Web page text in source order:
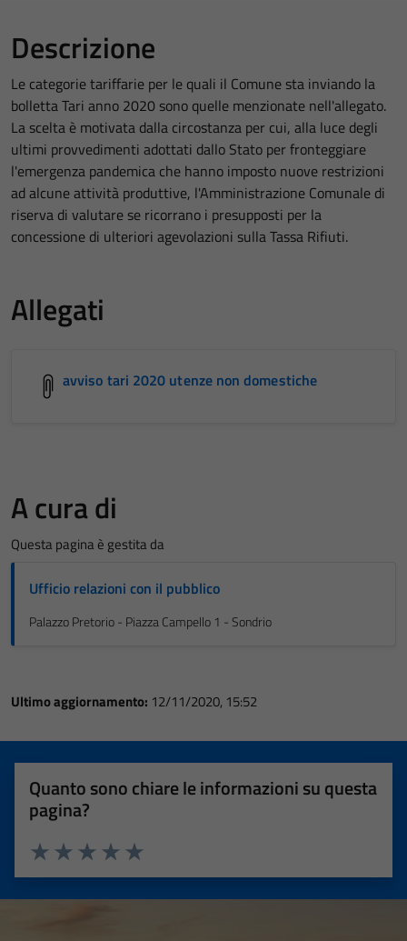
Descrizione
Le categorie tariffarie per le quali il Comune sta inviando la
bolletta Tari anno 2020 sono quelle menzionate nell'allegato.
La scelta è motivata dalla circostanza per cui, alla luce degli
ultimi provvedimenti adottati dallo Stato per fronteggiare
l'emergenza pandemica che hanno imposto nuove restrizioni
ad alcune attività produttive, l'Amministrazione Comunale di
riserva di valutare se ricorrano i presupposti per la
concessione di ulteriori agevolazioni sulla Tassa Rifiuti.
Allegati
avviso tari 2020 utenze non domestiche
A cura di
Questa pagina è gestita da
Ufficio relazioni con il pubblico
Palazzo Pretorio - Piazza Campello 1 - Sondrio
Ultimo aggiornamento: 12/11/2020, 15:52
Quanto sono chiare le informazioni su questa
pagina?
Valuta 5 stelle su 5
Valuta 4 stelle su 5
Valuta 3 stelle su 5
Valuta 2 stelle su 5
Valuta 1 stelle su 5